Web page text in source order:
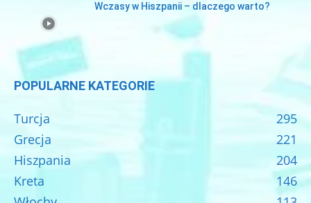
Wczasy w Hiszpanii – dlaczego warto?
POPULARNE KATEGORIE
Turcja
295
Grecja
221
Hiszpania
204
Kreta
146